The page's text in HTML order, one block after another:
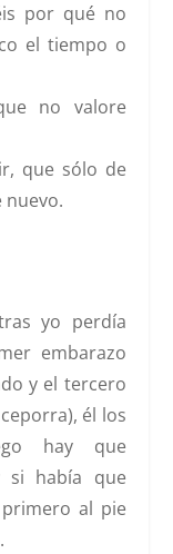
por qué no
el tiempo o
no valore
que sólo de
nuevo.
yo perdía
embarazo
y el tercero
él los
hay que
si había que
al pie